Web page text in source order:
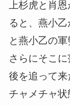
上杉虎と肖
ると、燕小
と燕小乙の軍
さらにそこ
後を追って
チャメチャ状